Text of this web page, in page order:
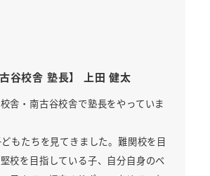
古谷校舎 塾長】 上田 健太
舎・南古谷校舎で塾長をやっていま
もたちを見てきました。難関校を目
校を目指している子、自分自身のベ